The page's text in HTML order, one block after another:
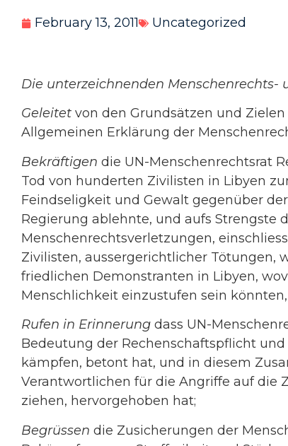
February 13, 2011 Uncategorized
Die unterzeichnenden
Geleitet von den Grundsätzen und
Allgemeinen Erklärung der
Bekräftigen die UN-Menschenrechtsrat
Tod von hunderten Zivilisten in Libyen
Feindseligkeit und Gewalt gegenüber
Regierung ablehnte, und aufs Strengste
Menschenrechtsverletzungen,
Zivilisten, aussergerichtlicher Tötungen,
friedlichen Demonstranten in Libyen,
Menschlichkeit einzustufen sein
Rufen in Erinnerung dass UN-
Bedeutung der Rechenschaftspflicht
kämpfen, betont hat, und in diesem
Verantwortlichen für die Angriffe auf die
ziehen, hervorgehoben hat;
Begrüssen die Zusicherungen der